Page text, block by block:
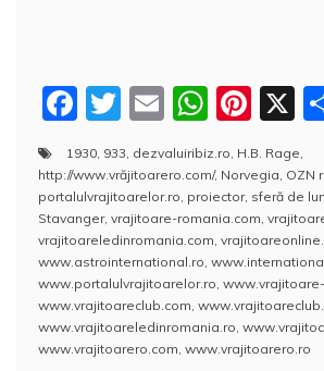
F
a
c
e
b
o
o
k
T
w
itt
er
E
m
ai
l
W
at
s
A
p
p
Pi
nt
er
e
st
X
1930, 933, dezvaluiribiz.ro, H.B. Rage,
http://www.vrăjitoarero.com/, Norvegia, OZN
portalulvrajitoarelor.ro, proiector, sferă de
Stavanger, vrajitoare-romania.com,
vrajitoareledinromania.com,
www.astrointernational.ro,
www.portalulvrajitoarelor.ro,
www.vrajitoareclub.com,
www.vrajitoareledinromania.ro,
www.vrajitoarero.com, www.vrajitoarero.ro